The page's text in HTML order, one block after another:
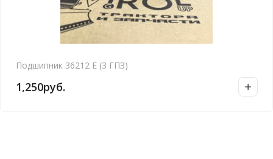
Подшипник 36212 Е (3 ГПЗ)
1,250руб.